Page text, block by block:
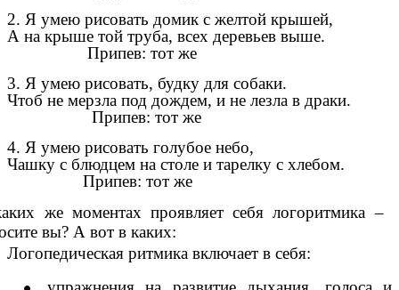
2. Я умею рисовать домик с желтой крышей,
А на крыше той труба, всех деревьев выше.
Припев: тот же
3. Я умею рисовать, будку для собаки.
Чтоб не мерзла под дождем, и не лезла в драки.
Припев: тот же
4. Я умею рисовать голубое небо,
Чашку с блюдцем на столе и тарелку с хлебом.
Припев: тот же
же моментах проявляет себя логоритмика –
вы? А вот в каких:
Логопедическая ритмика включает в себя: